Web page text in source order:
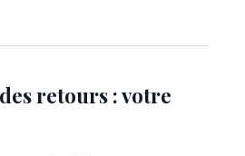
retours : votre